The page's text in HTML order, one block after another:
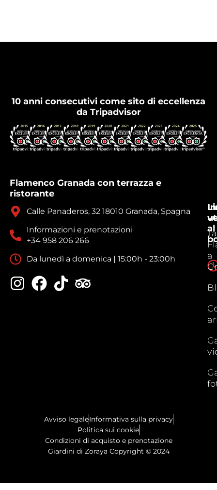
10 anni consecutivi come sito di eccellenza
da Tripadvisor
Flamenco Granada con terrazza e
ristorante
Calle Panaderos, 32 18010 Granada, Spagna
Informazioni e prenotazioni
+34 958 206 266
Da lunedì a domenica | 15:00h - 23:00h
In
al
a
Avviso legaleInformativa sulla privacy
Politica sui cookie
Condizioni di acquisto e prenotazione
Giardini di Zoraya Copyright © 2024